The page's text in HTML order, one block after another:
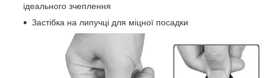
ідеального зчеплення
Застібка на липучці для міцної посадки